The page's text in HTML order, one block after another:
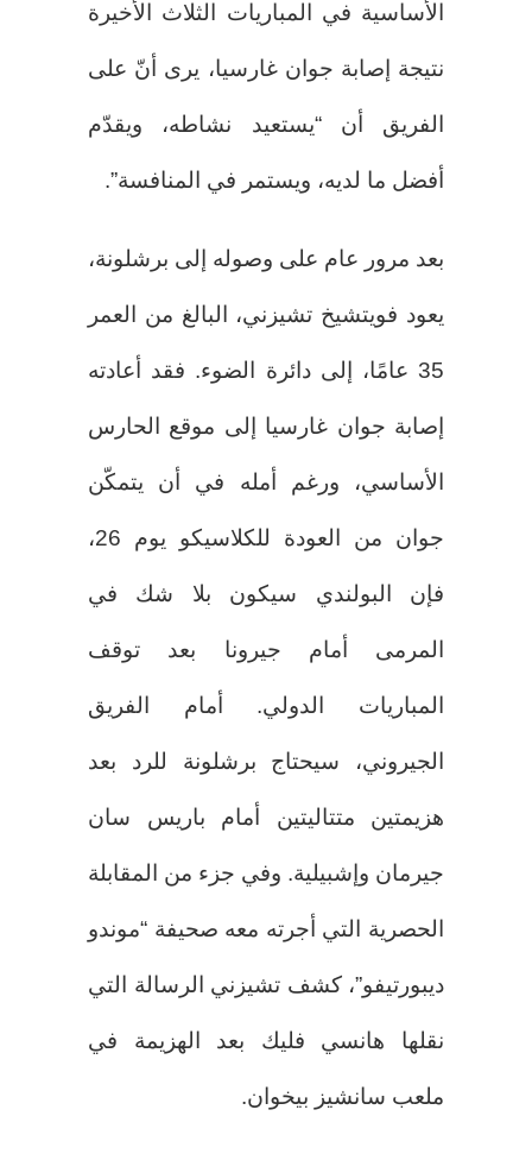
الأساسية في المباريات الثلاث الأخيرة
نتيجة إصابة جوان غارسيا، يرى أنّ على
الفريق أن “يستعيد نشاطه، ويقدّم
أفضل ما لديه، ويستمر في المنافسة”.
بعد مرور عام على وصوله إلى برشلونة،
يعود فويتشيخ تشيزني، البالغ من العمر
35 عامًا، إلى دائرة الضوء. فقد أعادته
إصابة جوان غارسيا إلى موقع الحارس
الأساسي، ورغم أمله في أن يتمكّن
جوان من العودة للكلاسيكو يوم 26،
فإن البولندي سيكون بلا شك في
المرمى أمام جيرونا بعد توقف
المباريات الدولي. أمام الفريق
الجيروني، سيحتاج برشلونة للرد بعد
هزيمتين متتاليتين أمام باريس سان
جيرمان وإشبيلية. وفي جزء من المقابلة
الحصرية التي أجرته معه صحيفة “موندو
ديبورتيفو”، كشف تشيزني الرسالة التي
نقلها هانسي فليك بعد الهزيمة في
ملعب سانشيز بيخوان.